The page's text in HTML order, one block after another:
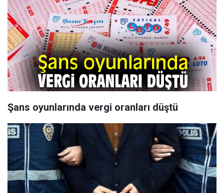
Şans oyunlarında vergi oranları düştü